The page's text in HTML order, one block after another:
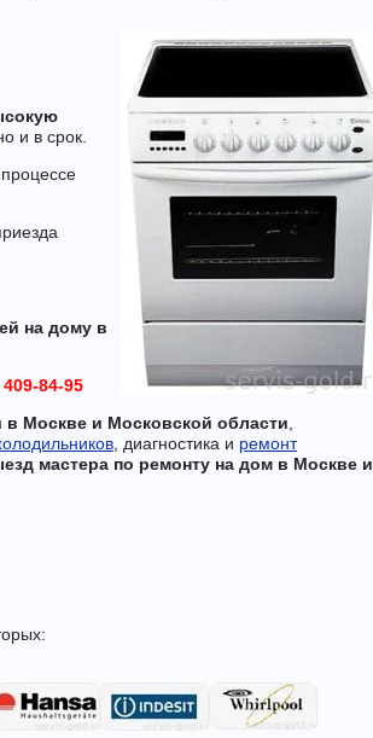
и в срок.
на дому в
84-95
в Москве и Московской области
, диагностика и ремонт
мастера по ремонту на дом в Москве и